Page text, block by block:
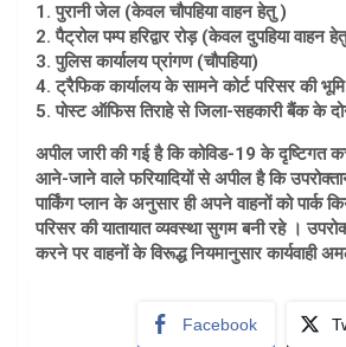
1. पुरानी जेल (केवल चौपहिया वाहन हेतु )
2. पैट्रोल पम्प हरिद्वार रोड़ (केवल दुपहिया वाहन
3. पुलिस कार्यालय प्रांगण (चौपहिया)
4. ट्रैफिक कार्यालय के सामने कोर्ट परिसर की
5. पोस्ट ऑफिस तिराहे से जिला-सहकारी बैंक के
अपील जारी की गई है कि कोविड-19 के दृष्टिगत
आने-जाने वाले फरियादियों से अपील है कि
पार्किंग प्लान के अनुसार ही अपने वाहनों को पार्क
परिसर की यातायात व्यवस्था सुगम बनी रहे ।
करने पर वाहनों के विरूद्ध नियमानुसार कार्यवाही
Facebook